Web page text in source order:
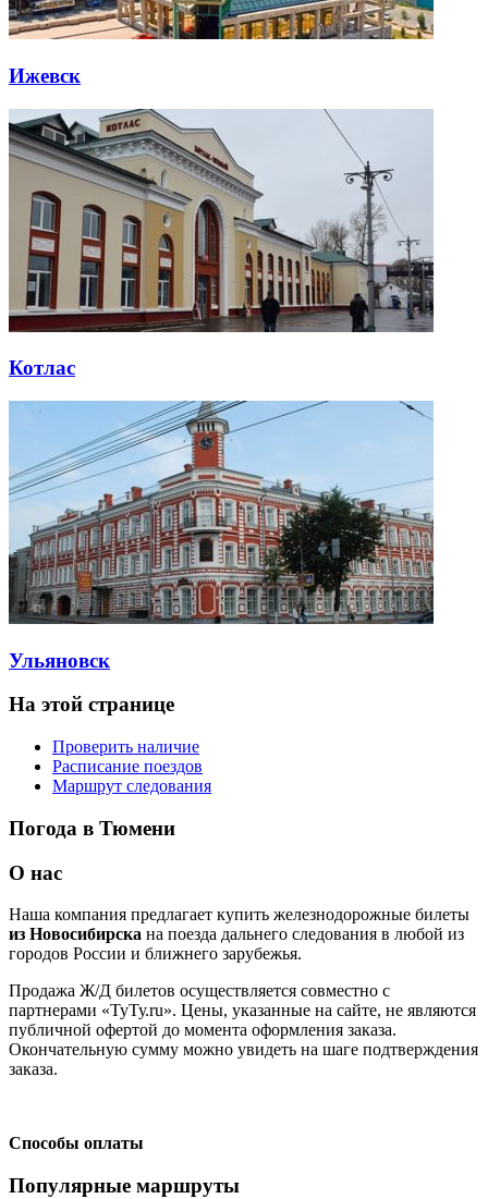
Ижевск
Котлас
Ульяновск
На этой странице
Проверить наличие
Расписание поездов
Маршрут следования
Погода в Тюмени
О нас
Наша компания предлагает купить железнодорожные билеты
из Новосибирска на поезда дальнего следования в любой из
городов России и ближнего зарубежья.
Продажа Ж/Д билетов осуществляется совместно с
партнерами «ТуТу.ru». Цены, указанные на сайте, не являются
публичной офертой до момента оформления заказа.
Окончательную сумму можно увидеть на шаге подтверждения
заказа.
Способы оплаты
Популярные маршруты